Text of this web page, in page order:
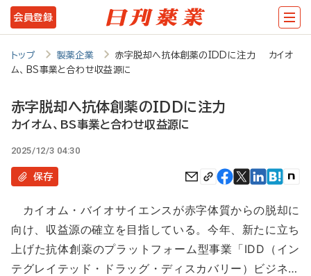
メ
イ
テ
ツ
に
動
会員登録
トップ 製薬企業
赤字脱却へ抗体創薬のIDDに注力 カイオ
ム、BS事業と合わせ収益源に
赤字脱却へ抗体創薬のIDDに注力
カイオム、BS事業と合わせ収益源に
2025/12/3 04:30
保存
カイオム・バイオサイエンスが赤字体質からの脱却に
向け、収益源の確立を目指している。今年、新たに立ち
上げた抗体創薬のプラットフォーム型事業「IDD（イン
テグレイテッド・ドラッグ・ディスカバリー）ビジネ…